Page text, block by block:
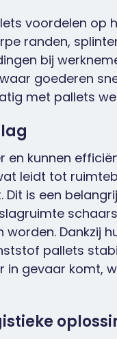
voordelen op
randen,
bij
goederen
met pallets
en kunnen
leidt tot
is een
Dankzij
pallets
in gevaar komt,